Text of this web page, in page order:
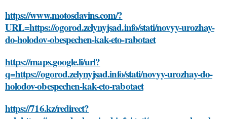
https://www.motosdavins.com/?
URL=https://ogorod.zelynyjsad.info/stati/novyy-urozhay-
do-holodov-obespechen-kak-eto-rabotaet
https://maps.google.li/url?
q=https://ogorod.zelynyjsad.info/stati/novyy-urozhay-do-
holodov-obespechen-kak-eto-rabotaet
https://716.kz/redirect?